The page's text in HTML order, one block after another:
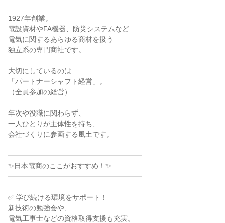
1927年創業。
電設資材やFA機器、防災システムなど
電気に関するあらゆる商材を扱う
独立系の専門商社です。
大切にしているのは
「パートナーシャフト経営」。
（全員参加の経営）
年次や役職に関わらず、
一人ひとりが主体性を持ち、
会社づくりに参画する風土です。
━━━━━━━━━━━━━━━━━━━
✨日本電商のここがおすすめ！✨
━━━━━━━━━━━━━━━━━━━
✅ 学び続ける環境をサポート！
新技術の勉強会や、
電気工事士などの資格取得支援も充実。